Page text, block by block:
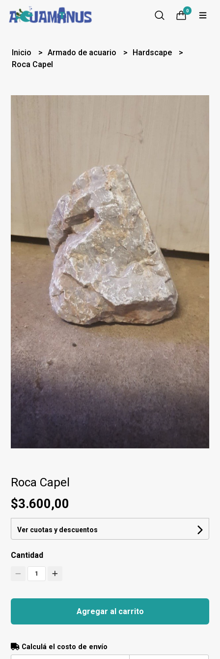
0
Inicio Armado de acuario
Hardscape
Roca Capel
Roca Capel
$3.600,00
Ver cuotas y descuentos
Cantidad
1
Agregar al carrito
Calculá el costo de envío